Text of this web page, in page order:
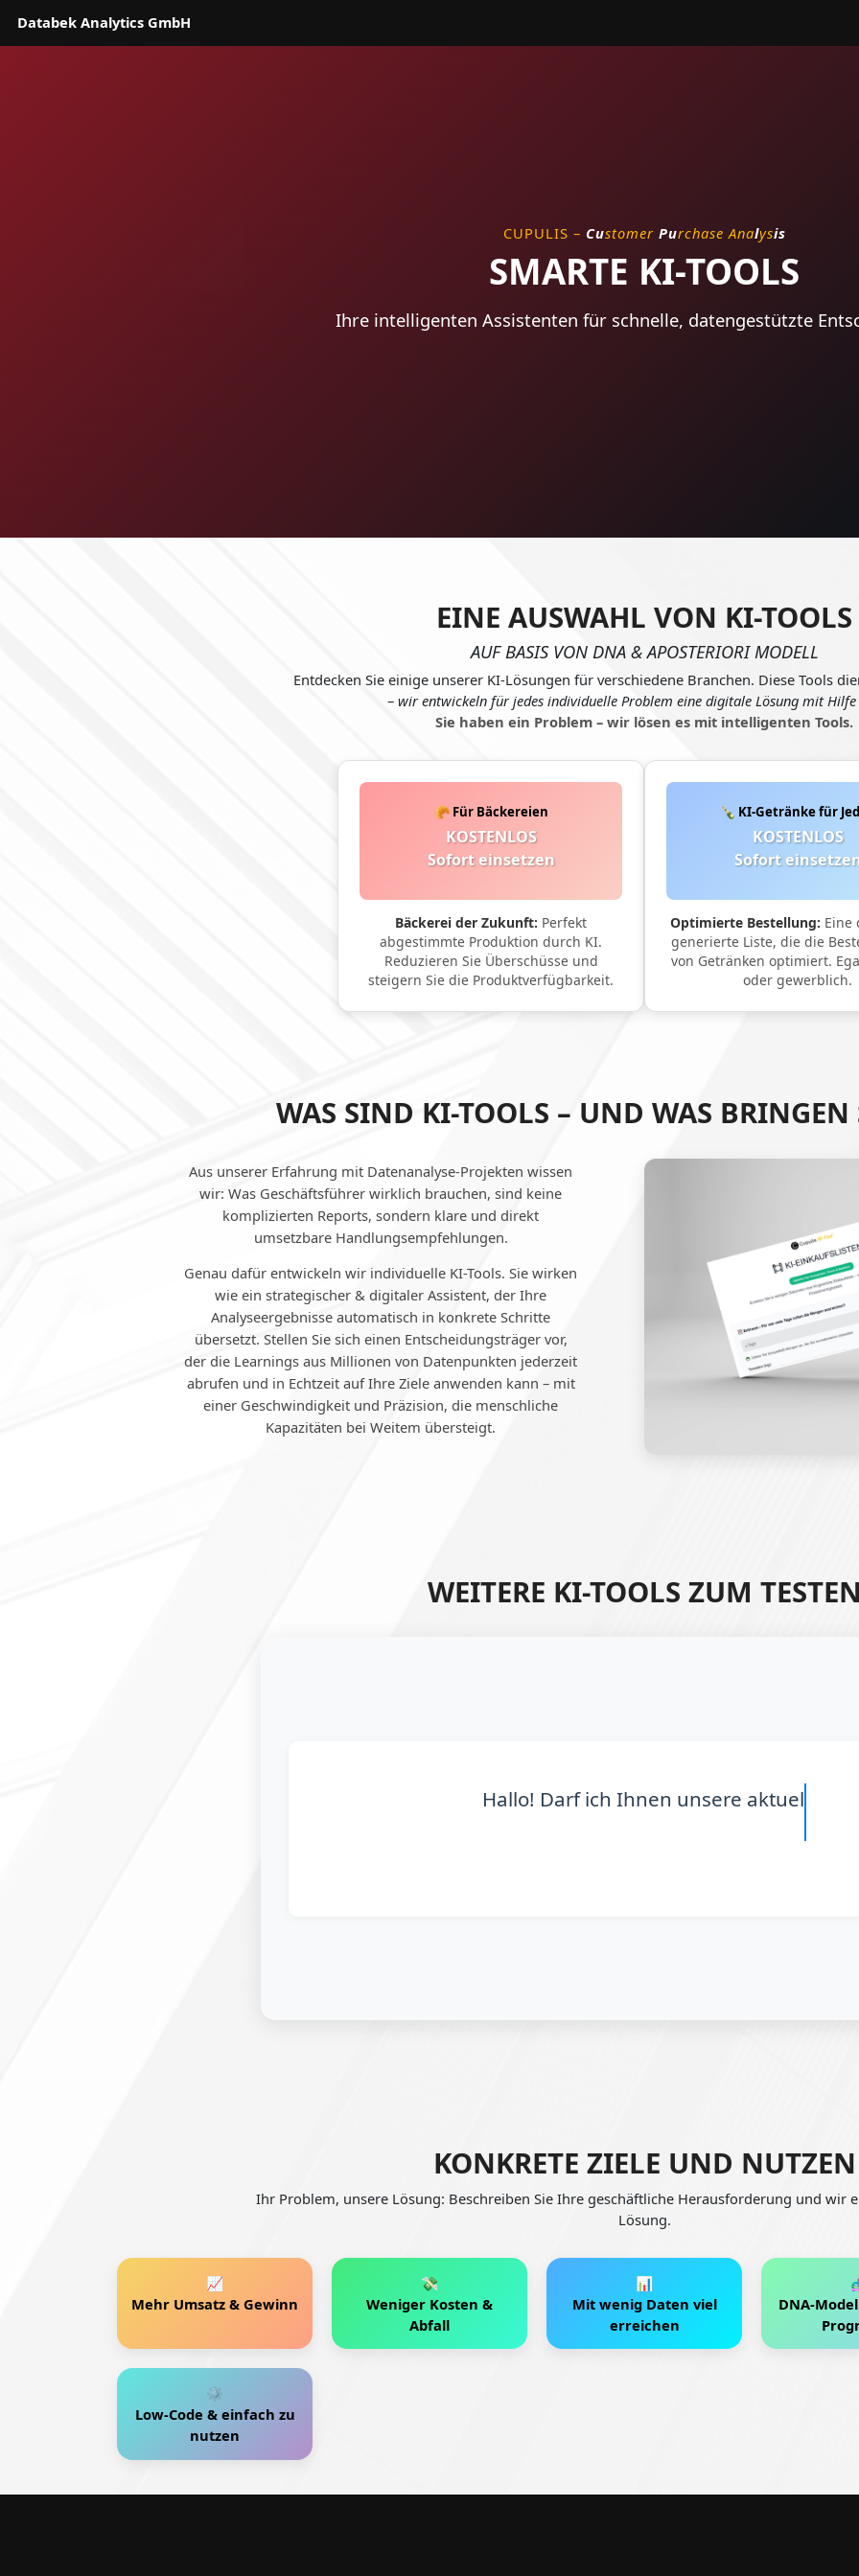
Databek Analytics GmbH
CUPULIS – Customer Purchase Analysis
SMARTE KI-TOOLS
Ihre intelligenten Assistenten für schnelle, datengestützte
EINE AUSWAHL VON KI-TOOLS
AUF BASIS VON DNA & APOSTERIORI MODELL
Entdecken Sie einige unserer KI-Lösungen für verschiedene Branchen. Diese Tools
– wir entwickeln für jedes individuelle Problem eine digitale Lösung mit Hilfe
Sie haben ein Problem – wir lösen es mit intelligenten Tools.
🥐 Für Bäckereien
KOSTENLOS
Sofort einsetzen
Bäckerei der Zukunft: Perfekt
abgestimmte Produktion durch KI.
Reduzieren Sie Überschüsse und
steigern Sie die Produktverfügbarkeit.
🍾 KI-Getränke für
KOSTENLOS
Sofort
Optimierte Bestellung: Eine
generierte Liste, die die
von Getränken optimiert.
oder gewerblich.
WAS SIND KI-TOOLS – UND WAS
Aus unserer Erfahrung mit Datenanalyse-Projekten wissen
wir: Was Geschäftsführer wirklich brauchen, sind keine
komplizierten Reports, sondern klare und direkt
umsetzbare Handlungsempfehlungen.
Genau dafür entwickeln wir individuelle KI-Tools. Sie wirken
wie ein strategischer & digitaler Assistent, der Ihre
Analyseergebnisse automatisch in konkrete Schritte
übersetzt. Stellen Sie sich einen Entscheidungsträger vor,
der die Learnings aus Millionen von Datenpunkten jederzeit
abrufen und in Echtzeit auf Ihre Ziele anwenden kann – mit
einer Geschwindigkeit und Präzision, die menschliche
Kapazitäten bei Weitem übersteigt.
WEITERE KI-TOOLS ZUM
Hallo! Darf ich Ihnen unsere aktuellen KI-Tools
KONKRETE ZIELE UND NUTZEN
Ihr Problem, unsere Lösung: Beschreiben Sie Ihre geschäftliche Herausforderung und wir
Lösung.
📈
Mehr Umsatz & Gewinn
💸
Weniger Kosten &
Abfall
📊
Mit wenig Daten viel
erreichen
DNA-
⚙️
Low-Code & einfach zu
nutzen